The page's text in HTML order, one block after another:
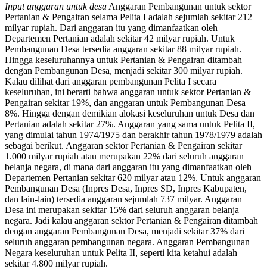
Input anggaran untuk desa Anggaran Pembangunan untuk sektor
Pertanian & Pengairan selama Pelita I adalah sejumlah sekitar 212
milyar rupiah. Dari anggaran itu yang dimanfaatkan oleh
Departemen Pertanian adalah sekitar 42 milyar rupiah. Untuk
Pembangunan Desa tersedia anggaran sekitar 88 milyar rupiah.
Hingga keseluruhannya untuk Pertanian & Pengairan ditambah
dengan Pembangunan Desa, menjadi sekitar 300 milyar rupiah.
Kalau dilihat dari anggaran pembangunan Pelita I secara
keseluruhan, ini berarti bahwa anggaran untuk sektor Pertanian &
Pengairan sekitar 19%, dan anggaran untuk Pembangunan Desa
8%. Hingga dengan demikian alokasi keseluruhan untuk Desa dan
Pertanian adalah sekitar 27%. Anggaran yang sama untuk Pelita II,
yang dimulai tahun 1974/1975 dan berakhir tahun 1978/1979 adalah
sebagai berikut. Anggaran sektor Pertanian & Pengairan sekitar
1.000 milyar rupiah atau merupakan 22% dari seluruh anggaran
belanja negara, di mana dari anggaran itu yang dimanfaatkan oleh
Departemen Pertanian sekitar 620 milyar atau 12%. Untuk anggaran
Pembangunan Desa (Inpres Desa, Inpres SD, Inpres Kabupaten,
dan lain-lain) tersedia anggaran sejumlah 737 milyar. Anggaran
Desa ini merupakan sekitar 15% dari seluruh anggaran belanja
negara. Jadi kalau anggaran sektor Pertanian & Pengairan ditambah
dengan anggaran Pembangunan Desa, menjadi sekitar 37% dari
seluruh anggaran pembangunan negara. Anggaran Pembangunan
Negara keseluruhan untuk Pelita II, seperti kita ketahui adalah
sekitar 4.800 milyar rupiah.